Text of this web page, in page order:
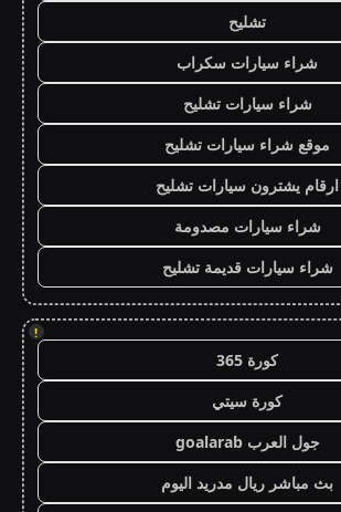
تشليح
شراء سيارات سكراب
شراء سيارات تشليح
موقع شراء سيارات تشليح
ارقام يشترون سيارات تشليح
شراء سيارات مصدومة
شراء سيارات قديمة تشليح
!
كورة 365
كورة سيتي
جول العرب goalarab
بث مباشر ريال مدريد اليوم